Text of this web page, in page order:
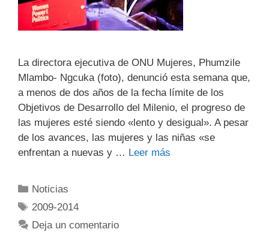
La directora ejecutiva de ONU Mujeres, Phumzile
Mlambo- Ngcuka (foto), denunció esta semana que,
a menos de dos años de la fecha límite de los
Objetivos de Desarrollo del Milenio, el progreso de
las mujeres esté siendo «lento y desigual». A pesar
de los avances, las mujeres y las niñas «se
enfrentan a nuevas y … Leer más
Noticias
2009-2014
Deja un comentario